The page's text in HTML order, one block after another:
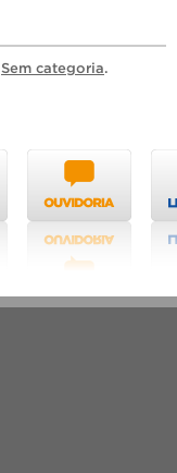
Sem categoria.